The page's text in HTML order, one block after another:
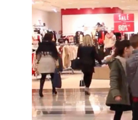
Centri Commerciali